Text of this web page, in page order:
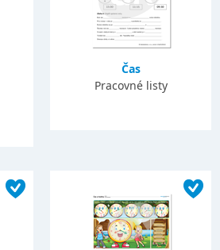
Čas
Pracovné listy